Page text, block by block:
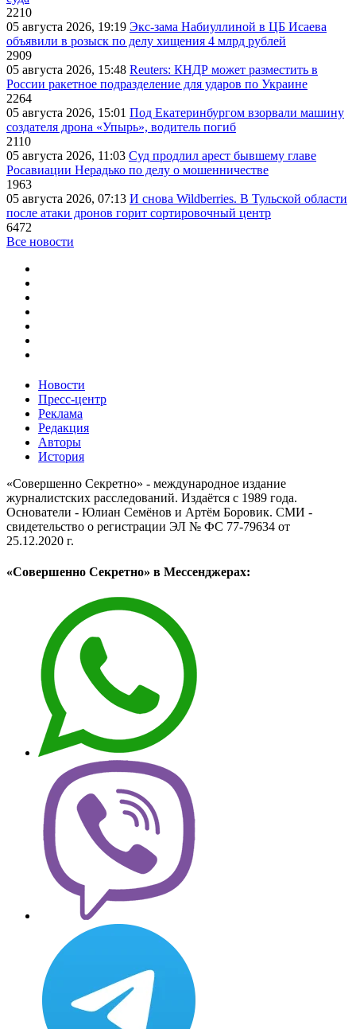
2210
05 августа 2026, 19:19 Экс-зама Набиуллиной в ЦБ Исаева
объявили в розыск по делу хищения 4 млрд рублей
2909
05 августа 2026, 15:48 Reuters: КНДР может разместить в
России ракетное подразделение для ударов по Украине
2264
05 августа 2026, 15:01 Под Екатеринбургом взорвали машину
создателя дрона «Упырь», водитель погиб
2110
05 августа 2026, 11:03 Суд продлил арест бывшему главе
Росавиации Нерадько по делу о мошенничестве
1963
05 августа 2026, 07:13 И снова Wildberries. В Тульской области
после атаки дронов горит сортировочный центр
6472
Все новости
Новости
Пресс-центр
Реклама
Редакция
Авторы
История
«Совершенно Секретно» - международное издание
журналистских расследований. Издаётся с 1989 года.
Основатели - Юлиан Семёнов и Артём Боровик. CМИ -
свидетельство о регистрации ЭЛ № ФС 77-79634 от
25.12.2020 г.
«Совершенно Секретно» в Мессенджерах: